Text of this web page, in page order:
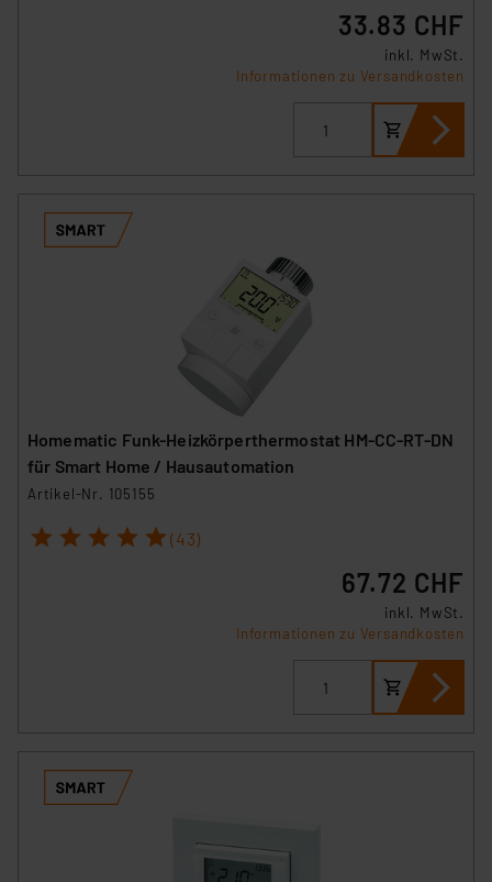
33.83 CHF
inkl. MwSt.
Informationen zu Versandkosten
Homematic Funk-Heizkörperthermostat HM-CC-RT-DN
für Smart Home / Hausautomation
Artikel-Nr. 105155
1 2 3 4 5 (43)
67.72 CHF
inkl. MwSt.
Informationen zu Versandkosten